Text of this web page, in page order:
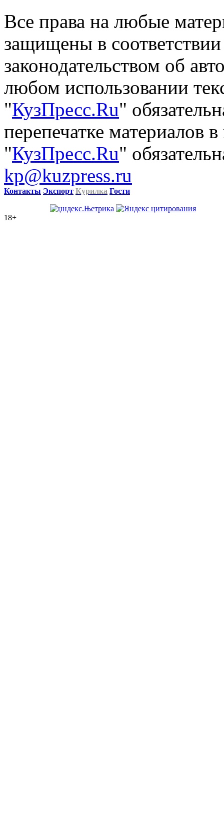
Все права на любые
защищены в
законодательством об
любом использовании
"КузПресс.Ru"
перепечатке материалов
"КузПресс.Ru"
kp@kuzpress.ru
Контакты Экспорт Курилка Гости
18+